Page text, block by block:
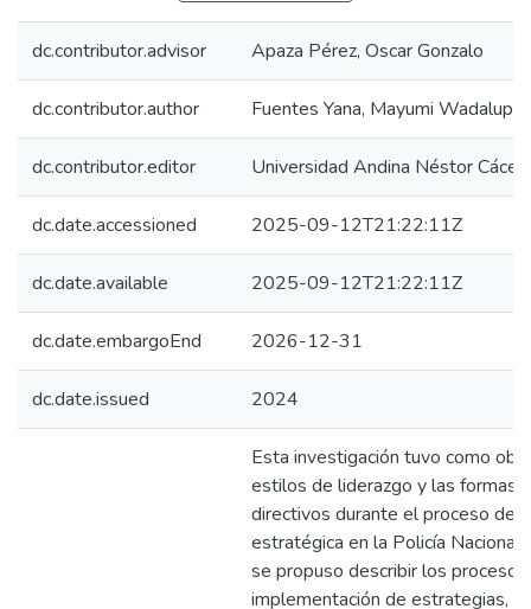
dc.contributor.advisor Apaza Pérez, Oscar Gonzalo
dc.contributor.author Fuentes Yana, Mayumi Wadalupe
dc.contributor.editor Universidad Andina Néstor
dc.date.accessioned 2025-09-12T21:22:11Z
dc.date.available 2025-09-12T21:22:11Z
dc.date.embargoEnd 2026-12-31
dc.date.issued 2024
Esta investigación tuvo como
estilos de liderazgo y las formas
directivos durante el proceso de
estratégica en la Policía Nacional
se propuso describir los
implementación de estrategias,